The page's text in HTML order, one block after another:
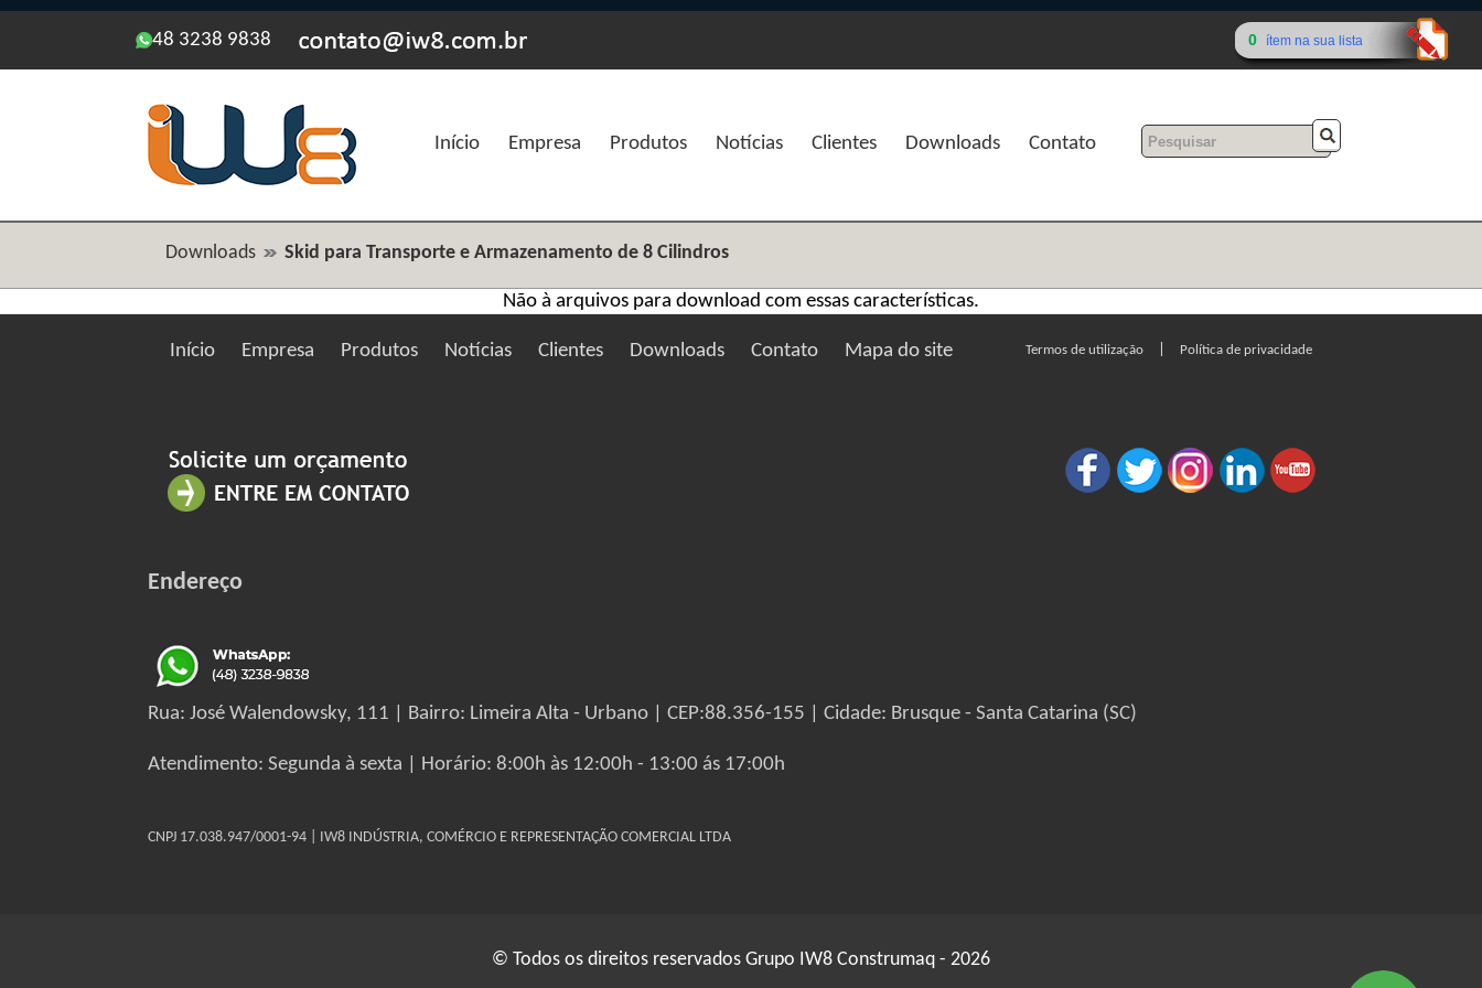
48 3238 9838 0 ítem na sua lista
Início Empresa Produtos Notícias Clientes Downloads Contato
Downloads Skid para Transporte e Armazenamento de 8 Cilindros
Não à arquivos para download com essas características.
Início Empresa Produtos Notícias Clientes Downloads Contato Mapa do site Termos de utilização Política de privacidade
Endereço
Rua: José Walendowsky, 111 | Bairro: Limeira Alta - Urbano | CEP:88.356-155 | Cidade: Brusque - Santa Catarina (SC)
Atendimento: Segunda à sexta | Horário: 8:00h às 12:00h - 13:00 ás 17:00h
CNPJ 17.038.947/0001-94 | IW8 INDÚSTRIA, COMÉRCIO E REPRESENTAÇÃO COMERCIAL LTDA
© Todos os direitos reservados Grupo IW8 Construmaq - 2026